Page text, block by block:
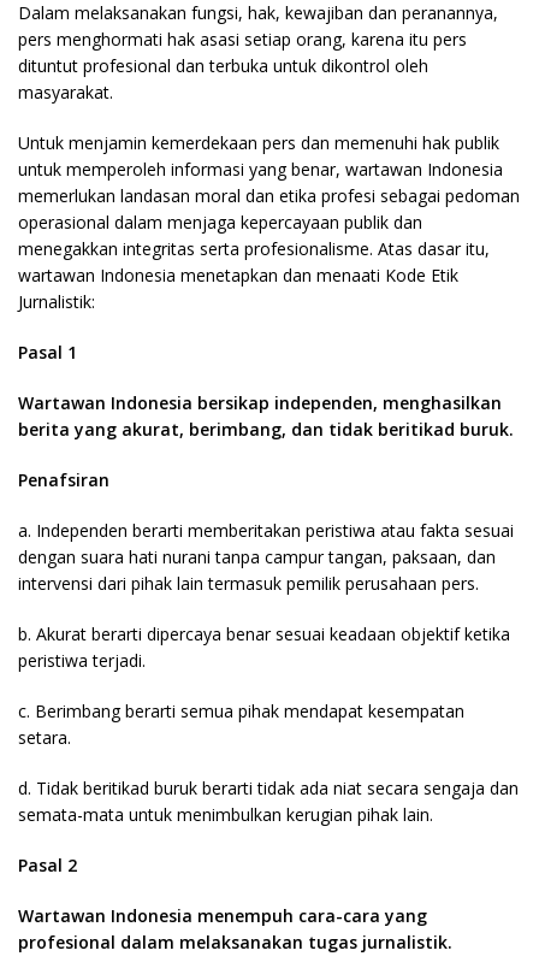
Dalam melaksanakan fungsi, hak, kewajiban dan peranannya,
pers menghormati hak asasi setiap orang, karena itu pers
dituntut profesional dan terbuka untuk dikontrol oleh
masyarakat.
Untuk menjamin kemerdekaan pers dan memenuhi hak publik
untuk memperoleh informasi yang benar, wartawan Indonesia
memerlukan landasan moral dan etika profesi sebagai pedoman
operasional dalam menjaga kepercayaan publik dan
menegakkan integritas serta profesionalisme. Atas dasar itu,
wartawan Indonesia menetapkan dan menaati Kode Etik
Jurnalistik:
Pasal 1
Wartawan Indonesia bersikap independen, menghasilkan
berita yang akurat, berimbang, dan tidak beritikad buruk.
Penafsiran
a. Independen berarti memberitakan peristiwa atau fakta sesuai
dengan suara hati nurani tanpa campur tangan, paksaan, dan
intervensi dari pihak lain termasuk pemilik perusahaan pers.
b. Akurat berarti dipercaya benar sesuai keadaan objektif ketika
peristiwa terjadi.
c. Berimbang berarti semua pihak mendapat kesempatan
setara.
d. Tidak beritikad buruk berarti tidak ada niat secara sengaja dan
semata-mata untuk menimbulkan kerugian pihak lain.
Pasal 2
Wartawan Indonesia menempuh cara-cara yang
profesional dalam melaksanakan tugas jurnalistik.